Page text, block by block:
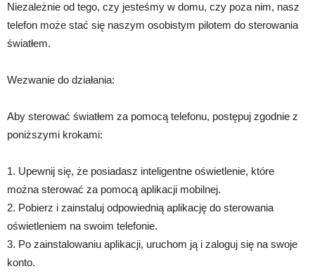
Niezależnie od tego, czy jesteśmy w domu, czy poza nim, nasz
telefon może stać się naszym osobistym pilotem do sterowania
światłem.
Wezwanie do działania:
Aby sterować światłem za pomocą telefonu, postępuj zgodnie z
poniższymi krokami:
1. Upewnij się, że posiadasz inteligentne oświetlenie, które
można sterować za pomocą aplikacji mobilnej.
2. Pobierz i zainstaluj odpowiednią aplikację do sterowania
oświetleniem na swoim telefonie.
3. Po zainstalowaniu aplikacji, uruchom ją i zaloguj się na swoje
konto.